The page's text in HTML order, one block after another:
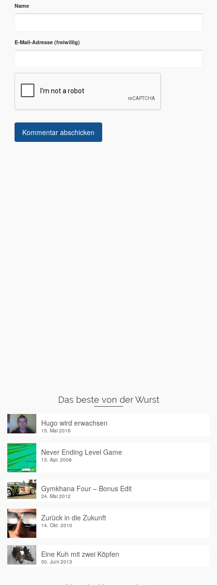
Name
E-Mail-Adresse
Das beste von der Wurst
Hugo wird erwachsen
15. Mai 2016
Never Ending Level Game
13. Apr. 2008
Gymkhana Four – Bonus Edit
24. Mai 2012
Zurück in die Zukunft
14. Okt. 2010
Eine Kuh mit zwei Köpfen
30. Juni 2013